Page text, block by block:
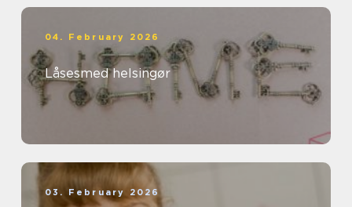
04. February 2026
Låsesmed helsingør
03. February 2026